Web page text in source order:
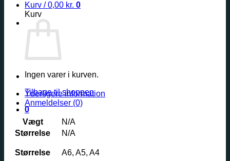
Kurv /0,00 kr. 0
Kurv
Ingen varer i kurven.
Tilbage til shoppen
0
Yderligere information
Anmeldelser (0)
Vægt
N/A
Størrelse
N/A
Størrelse A6, A5, A4